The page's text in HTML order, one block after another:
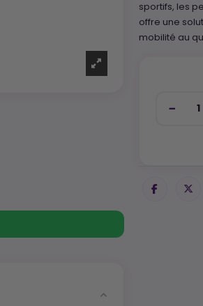
sportifs, les
offre une
mobilité au